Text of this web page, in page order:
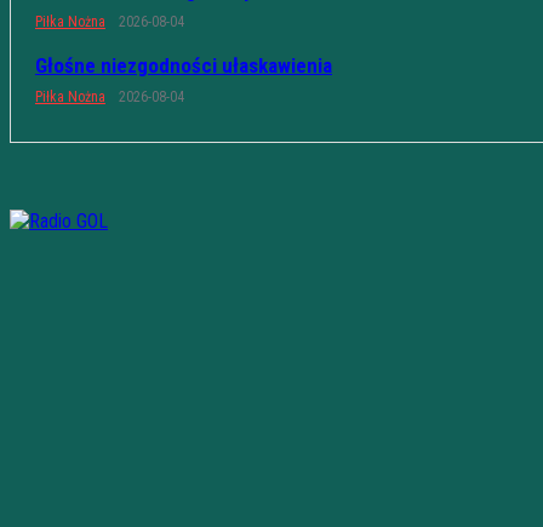
Piłka Nożna 2026-08-04
Głośne niezgodności ułaskawienia
Piłka Nożna 2026-08-04